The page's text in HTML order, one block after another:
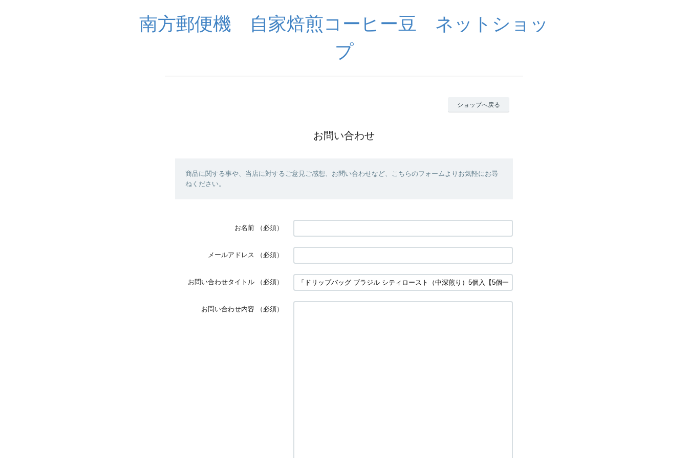
南方郵便機 自家焙煎コーヒー豆 ネットショッ
プ
ショップへ戻る
お問い合わせ
商品に関する事や、当店に対するご意見ご感想、お問い合わせなど、こちらのフォームよりお気軽にお尋
ねください。
お名前 （必須）
メールアドレス （必須）
お問い合わせタイトル （必須）
お問い合わせ内容 （必須）